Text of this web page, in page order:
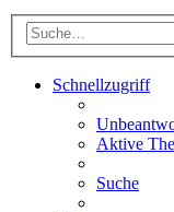
Schnellzugriff
Aktive
Suche